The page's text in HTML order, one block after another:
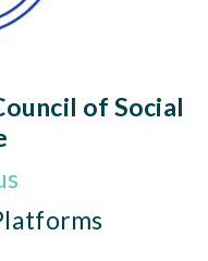
of Social